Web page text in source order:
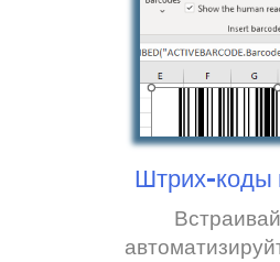
Штрих-коды